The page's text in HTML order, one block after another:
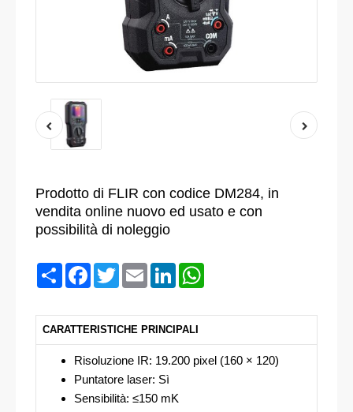
Prodotto di FLIR con codice DM284, in
vendita online nuovo ed usato e con
possibilità di noleggio
CondividiFacebook
TwitterEmail LinkedIn
CARATTERISTICHE PRINCIPALI
Risoluzione IR: 19.200 pixel (160 × 120)
Puntatore laser: Sì
Sensibilità: ≤150 mK